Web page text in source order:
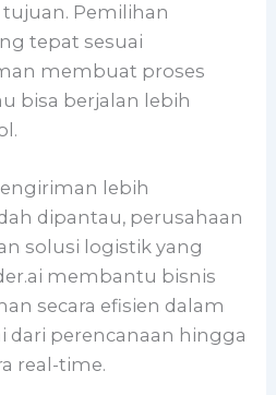
Pemilihan
tepat sesuai
membuat proses
bisa berjalan lebih
lebih
dipantau, perusahaan
solusi logistik yang
membantu bisnis
secara efisien dalam
perencanaan hingga
real-time.